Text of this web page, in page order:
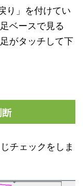
り」を付けてい
ベースで見る
がタッチして下
チェックをしま